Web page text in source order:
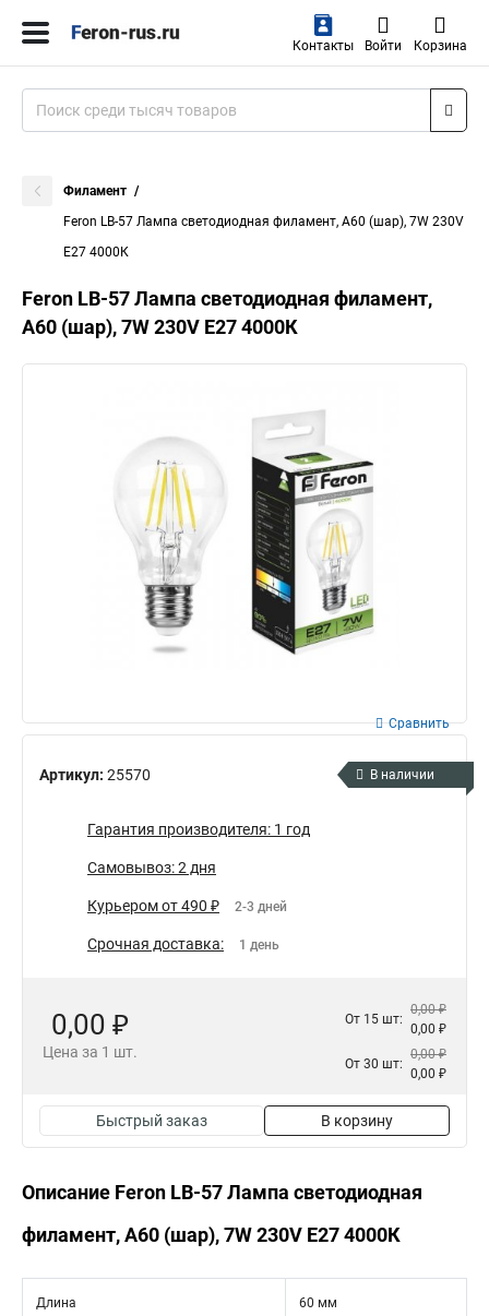
Контакты Войти Корзина
Филамент
Feron LB-57 Лампа светодиодная филамент, A60 (шар), 7W 230V
E27 4000К
Feron LB-57 Лампа светодиодная филамент,
A60 (шар), 7W 230V E27 4000К
Артикул: 25570
Сравнить
В наличии
Гарантия производителя: 1 год
Самовывоз: 2 дня
Курьером от 490 ₽ 2-3 дней
Срочная доставка: 1 день
0,00 ₽
Цена за 1 шт.
От 15 шт:
0,00 ₽
0,00 ₽
От 30 шт:
0,00 ₽
0,00 ₽
Быстрый заказ В корзину
Описание Feron LB-57 Лампа светодиодная
филамент, A60 (шар), 7W 230V E27 4000К
Длина 60 мм